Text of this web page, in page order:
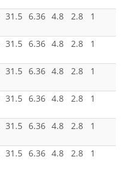
31.5 6.36 4.8 2.8 1
31.5 6.36 4.8 2.8 1
31.5 6.36 4.8 2.8 1
31.5 6.36 4.8 2.8 1
31.5 6.36 4.8 2.8 1
31.5 6.36 4.8 2.8 1